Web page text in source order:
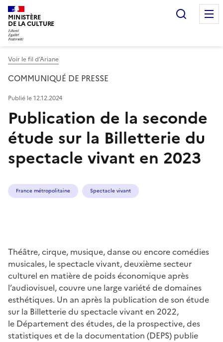
MINISTÈRE
DE LA CULTURE
Voir le fil d’Ariane
COMMUNIQUÉ DE PRESSE
Publication de la seconde
étude sur la Billetterie du
spectacle vivant en 2023
Publié le 12.12.2024
France métropolitaine Spectacle vivant
Théâtre, cirque, musique, danse ou encore comédies
musicales, le spectacle vivant, deuxième secteur
culturel en matière de poids économique après
l’audiovisuel, couvre une large variété de domaines
esthétiques. Un an après la publication de son étude
sur la Billetterie du spectacle vivant en 2022,
le Département des études, de la prospective, des
statistiques et de la documentation (DEPS) publie